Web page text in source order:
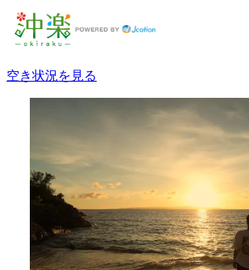
空き状況を見る